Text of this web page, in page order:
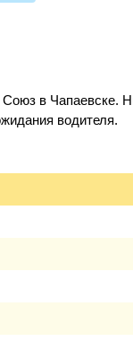
в Чапаевске.
водителя.